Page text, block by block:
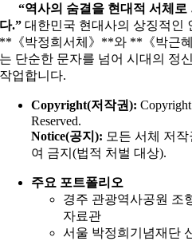
“역사의 숨결을 현대적 서체로
다.” 대한민국 현대사의 상징적인
**《박정희서체》**와 **《박근
는 단순한 문자를 넘어 시대의 정
작업합니다.
Copyright(저작권):
Reserved.
Notice(공지): 모든 서체 저
여 금지(법적 처벌 대상).
주요 포트폴리오
경주 관광역사공원 조
자료관
서울 박정희기념재단